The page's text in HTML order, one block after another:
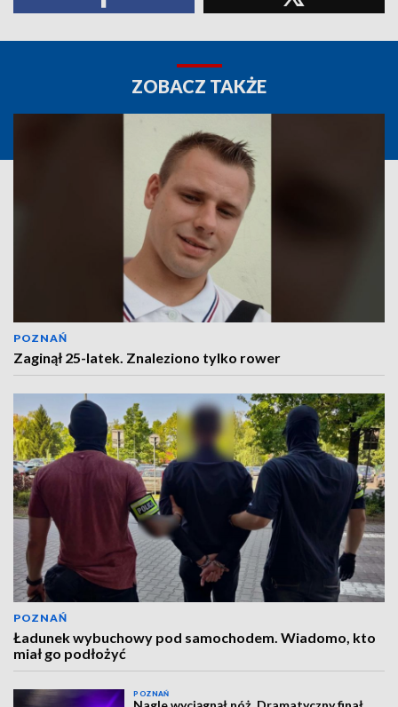
ZOBACZ TAKŻE
POZNAŃ
Zaginął 25-latek. Znaleziono tylko rower
POZNAŃ
Ładunek wybuchowy pod samochodem. Wiadomo, kto
miał go podłożyć
POZNAŃ